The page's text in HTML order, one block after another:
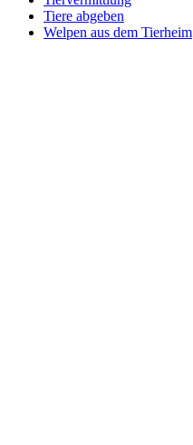
Tiere abgeben
Welpen aus dem Tierheim